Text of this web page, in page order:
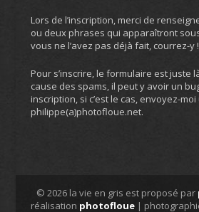
Lors de l’inscription, merci de
ou deux phrases qui apparaîtront
vous ne l’avez pas déjà fait, courrez-y !
Pour s’inscrire, le formulaire est juste
cause des spams, il peut y avoir un
inscription, si c’est le cas, envoyez-moi
philippe(a)photofloue.net.
© 2026 la vie en gris est proposé par
réalisation photofloue|